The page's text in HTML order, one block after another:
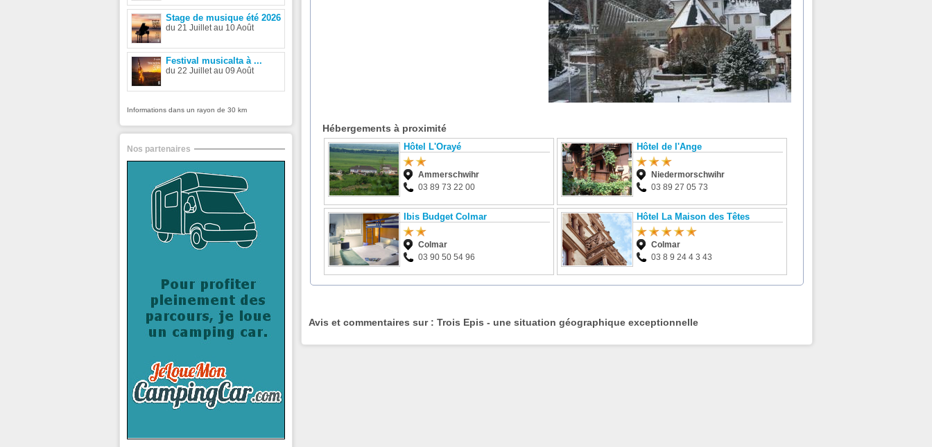
Hébergements à proximité
Hôtel L'Orayé
Ammerschwihr
03 89 73 22 00
Hôtel de l'Ange
Niedermorschwihr
03 89 27 05 73
Ibis Budget Colmar
Colmar
03 90 50 54 96
Hôtel La Maison des Têtes
Colmar
03 8 9 24 4 3 43
Avis et commentaires sur : Trois Epis - une situation géographique exceptionnelle
Stage de musique été 2026
du 21 Juillet au 10 Août
Festival musicalta à ...
du 22 Juillet au 09 Août
Informations dans un rayon de 30 km
Nos partenaires